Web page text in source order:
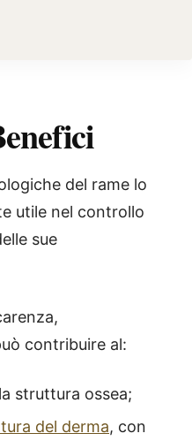
del rame lo
utile nel controllo
sue
contribuire al:
struttura ossea;
del derma, con